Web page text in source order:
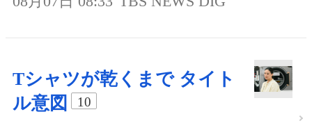
Tシャツが乾くまで タイト
ル意図
10